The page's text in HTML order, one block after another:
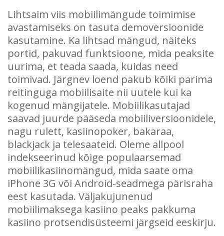
Lihtsaim viis mobiilimängude toimimise
avastamiseks on tasuta demoversioonide
kasutamine. Ka lihtsad mängud, näiteks
portid, pakuvad funktsioone, mida peaksite
uurima, et teada saada, kuidas need
toimivad. Järgnev loend pakub kõiki parima
reitinguga mobiilisaite nii uutele kui ka
kogenud mängijatele. Mobiilikasutajad
saavad juurde pääseda mobiiliversioonidele,
nagu rulett, kasiinopoker, bakaraa,
blackjack ja telesaateid. Oleme allpool
indekseerinud kõige populaarsemad
mobiilikasiinomängud, mida saate oma
iPhone 3G või Android-seadmega pärisraha
eest kasutada. Väljakujunenud
mobiilimaksega kasiino peaks pakkuma
kasiino protsendisüsteemi järgseid eeskirju.